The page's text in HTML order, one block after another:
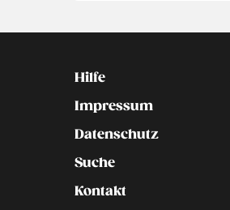
Kontakt
Hilfe
Impressum
Datenschutz
Suche
Kontakt